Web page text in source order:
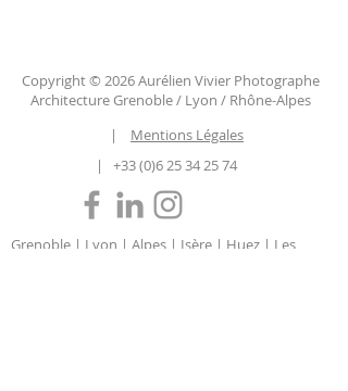
Copyright © 2026 Aurélien Vivier Photographe
Architecture Grenoble / Lyon / Rhône-Alpes
| Mentions Légales
| +33 (0)6 25 34 25 74
Grenoble | Lyon | Alpes | Isère | Huez | Les